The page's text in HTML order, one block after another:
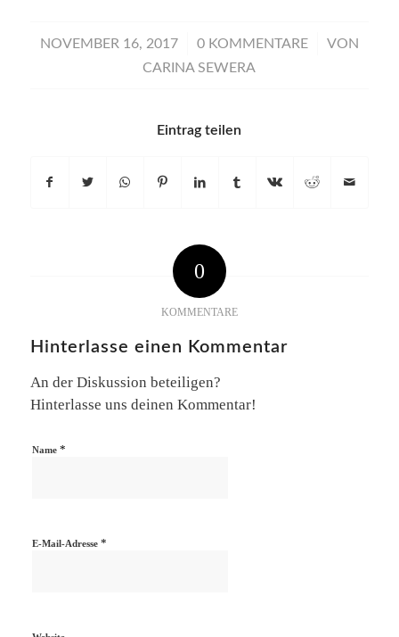
NOVEMBER 16, 2017
/ 0 KOMMENTARE
/
VON
CARINA SEWERA
Eintrag teilen
0
KOMMENTARE
Hinterlasse einen Kommentar
An der Diskussion beteiligen?
Hinterlasse uns deinen Kommentar!
Name *
E-Mail-Adresse *